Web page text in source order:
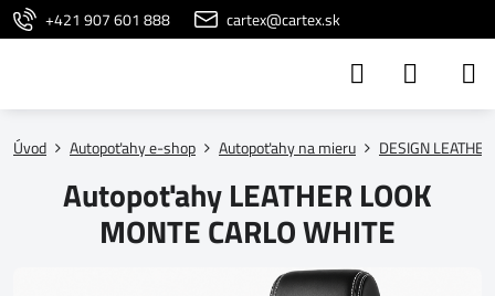
+421 907 601 888 cartex@cartex.sk
Úvod Autopoťahy e-shop Autopoťahy na mieru DESIGN
Autopoťahy LEATHER LOOK
MONTE CARLO WHITE